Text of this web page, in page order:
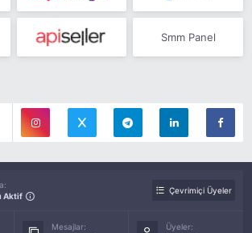
Smm Panel
Aktif
Çevrimiçi Üyeler
Mesajlar:
Üyeler: